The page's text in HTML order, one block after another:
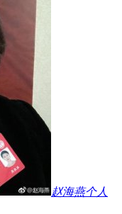
​赵海燕个人